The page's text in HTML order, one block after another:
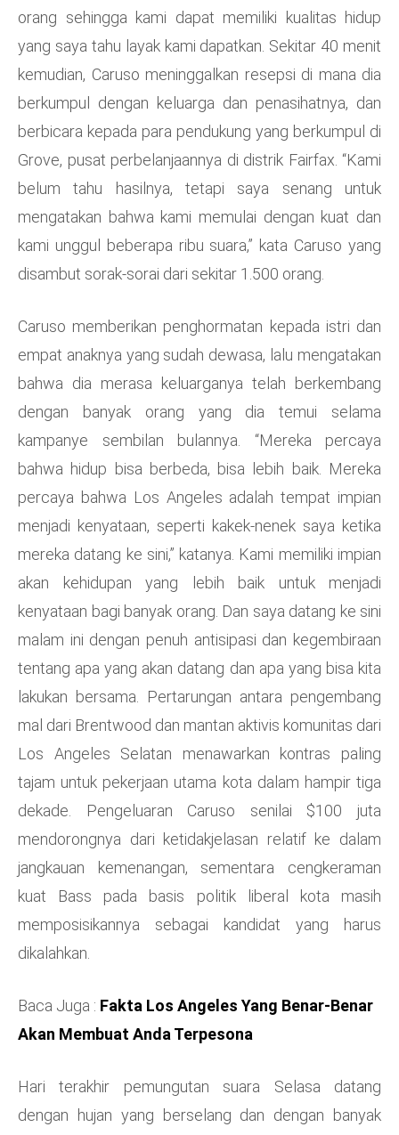
orang sehingga kami dapat memiliki kualitas hidup
yang saya tahu layak kami dapatkan. Sekitar 40 menit
kemudian, Caruso meninggalkan resepsi di mana dia
berkumpul dengan keluarga dan penasihatnya, dan
berbicara kepada para pendukung yang berkumpul di
Grove, pusat perbelanjaannya di distrik Fairfax. “Kami
belum tahu hasilnya, tetapi saya senang untuk
mengatakan bahwa kami memulai dengan kuat dan
kami unggul beberapa ribu suara,” kata Caruso yang
disambut sorak-sorai dari sekitar 1.500 orang.
Caruso memberikan penghormatan kepada istri dan
empat anaknya yang sudah dewasa, lalu mengatakan
bahwa dia merasa keluarganya telah berkembang
dengan banyak orang yang dia temui selama
kampanye sembilan bulannya. “Mereka percaya
bahwa hidup bisa berbeda, bisa lebih baik. Mereka
percaya bahwa Los Angeles adalah tempat impian
menjadi kenyataan, seperti kakek-nenek saya ketika
mereka datang ke sini,” katanya. Kami memiliki impian
akan kehidupan yang lebih baik untuk menjadi
kenyataan bagi banyak orang. Dan saya datang ke sini
malam ini dengan penuh antisipasi dan kegembiraan
tentang apa yang akan datang dan apa yang bisa kita
lakukan bersama. Pertarungan antara pengembang
mal dari Brentwood dan mantan aktivis komunitas dari
Los Angeles Selatan menawarkan kontras paling
tajam untuk pekerjaan utama kota dalam hampir tiga
dekade. Pengeluaran Caruso senilai $100 juta
mendorongnya dari ketidakjelasan relatif ke dalam
jangkauan kemenangan, sementara cengkeraman
kuat Bass pada basis politik liberal kota masih
memposisikannya sebagai kandidat yang harus
dikalahkan.
Baca Juga : Fakta Los Angeles Yang Benar-Benar
Akan Membuat Anda Terpesona
Hari terakhir pemungutan suara Selasa datang
dengan hujan yang berselang dan dengan banyak